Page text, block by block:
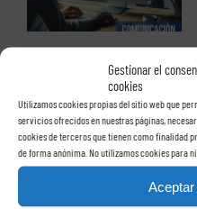
Gestionar el
cookies
Utilizamos cookies propias del sitio web que
servicios ofrecidos en nuestras páginas,
cookies de terceros que tienen como finalidad
de forma anónima. No utilizamos cookies para
estrategias
Categorías